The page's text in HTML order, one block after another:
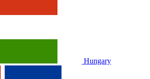
Hungary